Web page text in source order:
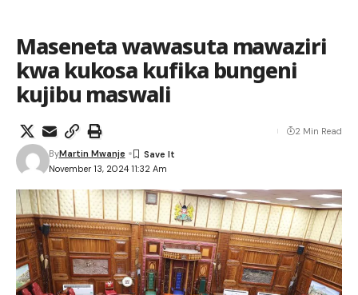
Maseneta wawasuta mawaziri
kwa kukosa kufika bungeni
kujibu maswali
November 13, 2024 11:32 Am
ByMartin Mwanje
2 Min Read